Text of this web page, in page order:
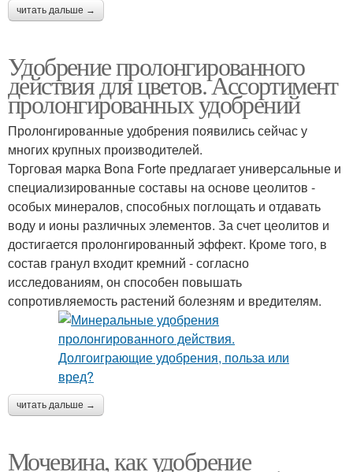
читать дальше →
Удобрение пролонгированного
действия для цветов. Ассортимент
пролонгированных удобрений
Пролонгированные удобрения появились сейчас у
многих крупных производителей.
Торговая марка Bona Forte предлагает универсальные и
специализированные составы на основе цеолитов -
особых минералов, способных поглощать и отдавать
воду и ионы различных элементов. За счет цеолитов и
достигается пролонгированный эффект. Кроме того, в
состав гранул входит кремний - согласно
исследованиям, он способен повышать
сопротивляемость растений болезням и вредителям.
читать дальше →
Мочевина, как удобрение